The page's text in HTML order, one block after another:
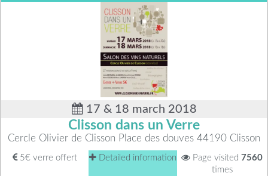
17 & 18 march 2018
Clisson dans un Verre
Cercle Olivier de Clisson Place des douves 44190 Clisson
5€ verre offert Detailed information Page visited 7560
times